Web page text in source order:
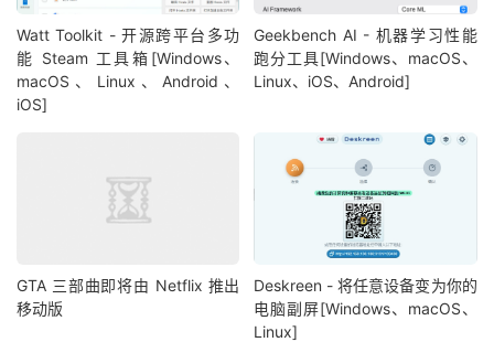
Watt Toolkit - 开源跨平台多功
能 Steam 工具箱[Windows、
macOS、Linux、Android、
iOS]
Geekbench AI - 机器学习性能
跑分工具[Windows、macOS、
Linux、iOS、Android]
GTA 三部曲即将由 Netflix 推出
移动版
Deskreen - 将任意设备变为你的
电脑副屏[Windows、macOS、
Linux]